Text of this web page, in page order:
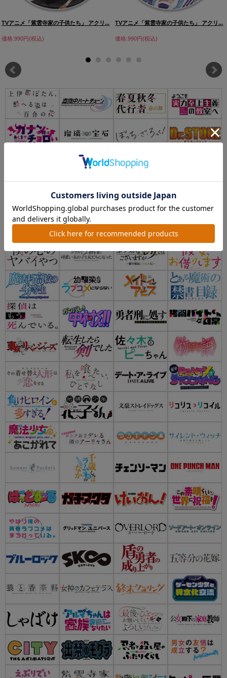
TVアニメ「紫雲寺家の子供たち」 アクリ...
価格:990円(税込)
TVアニメ「紫雲寺家の子供たち」 アクリ...
価格:990円(税込)